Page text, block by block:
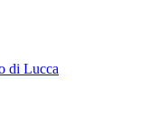
di Lucca